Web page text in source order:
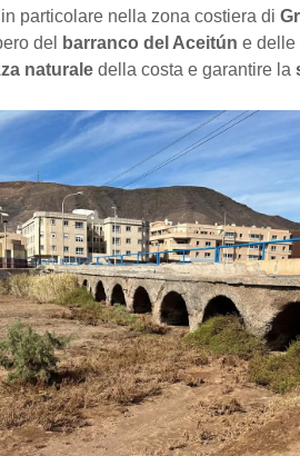
in particolare nella zona costiera di
del
barranco del Aceitún e delle
naturale della costa e garantire la